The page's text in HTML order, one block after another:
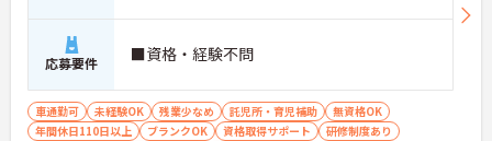
応募要件 ■資格・経験不問
車通勤可 未経験OK 残業少なめ 託児所・育児補助
無資格OK
年間休日110日以上
ブランクOK 資格取得サポート
研修制度あり